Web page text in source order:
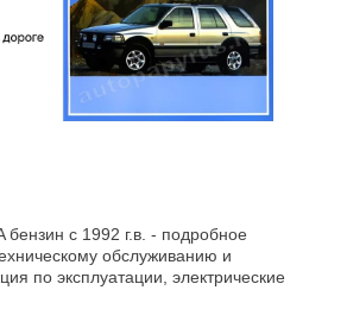
бензин c 1992 г.в. - подробное
обслуживанию и
по эксплуатации, электрические